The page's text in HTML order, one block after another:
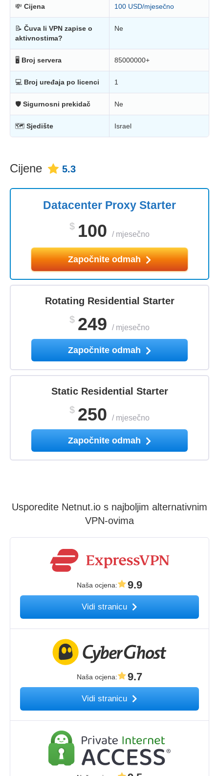
💸 Cijena 100 USD/mjesečno
📝 Čuva li VPN zapise o
aktivnostima?
Ne
🖥 Broj servera 85000000+
💻 Broj uređaja po licenci 1
🛡 Sigurnosni prekidač Ne
🗺 Sjedište Israel
Cijene 5.3
Datacenter Proxy Starter
$ 100 / mjesečno
Započnite odmah
Rotating Residential Starter
$ 249 / mjesečno
Započnite odmah
Static Residential Starter
$ 250 / mjesečno
Započnite odmah
Usporedite Netnut.io s najboljim alternativnim
VPN-ovima
Naša ocjena: 9.9
Vidi stranicu
Naša ocjena: 9.7
Vidi stranicu